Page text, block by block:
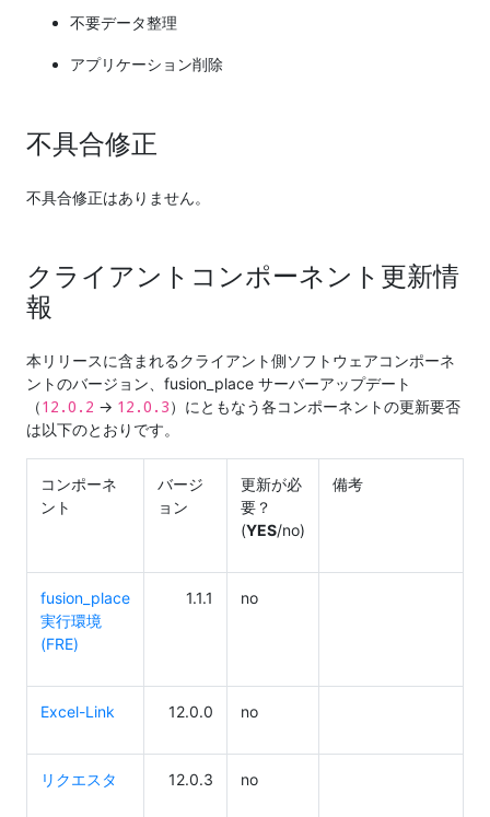
不要データ整理
アプリケーション削除
不具合修正
不具合修正はありません。
クライアントコンポーネント更新情
報
本リリースに含まれるクライアント側ソフトウェアコンポーネ
ントのバージョン、fusion_place サーバーアップデート
（12.0.2 → 12.0.3）にともなう各コンポーネントの更新要否
は以下のとおりです。
コンポーネ
ント
バージ
ョン
更新が必
要？
(YES/no)
備考
fusion_place
実行環境
(FRE)
1.1.1 no
Excel-Link 12.0.0 no
リクエスタ 12.0.3 no